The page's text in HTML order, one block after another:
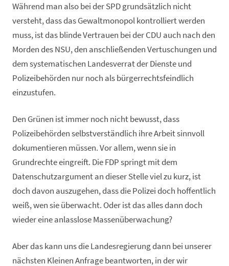
Während man also bei der SPD grundsätzlich nicht
versteht, dass das Gewaltmonopol kontrolliert werden
muss, ist das blinde Vertrauen bei der CDU auch nach den
Morden des NSU, den anschließenden Vertuschungen und
dem systematischen Landesverrat der Dienste und
Polizeibehörden nur noch als bürgerrechtsfeindlich
einzustufen.
Den Grünen ist immer noch nicht bewusst, dass
Polizeibehörden selbstverständlich ihre Arbeit sinnvoll
dokumentieren müssen. Vor allem, wenn sie in
Grundrechte eingreift. Die FDP springt mit dem
Datenschutzargument an dieser Stelle viel zu kurz, ist
doch davon auszugehen, dass die Polizei doch hoffentlich
weiß, wen sie überwacht. Oder ist das alles dann doch
wieder eine anlasslose Massenüberwachung?
Aber das kann uns die Landesregierung dann bei unserer
nächsten Kleinen Anfrage beantworten, in der wir